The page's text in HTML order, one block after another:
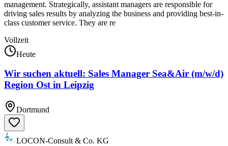
management. Strategically, assistant managers are responsible for
driving sales results by analyzing the business and providing best-in-
class customer service. They are re
Vollzeit
Heute
Wir suchen aktuell: Sales Manager Sea&Air (m/w/d)
Region Ost in Leipzig
Dortmund
LOCON-Consult & Co. KG